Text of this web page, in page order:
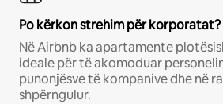
Po kërkon strehim për korporatat?
Në Airbnb ka apartamente
ideale për të akomoduar
punonjësve të kompanive dhe në
shpërngulur.